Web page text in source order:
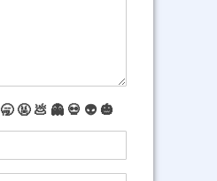
🥱 🤬 💩 👻 💀 👽 🎃